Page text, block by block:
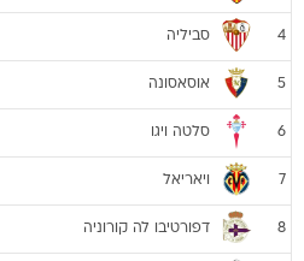
4 סביליה
5 אוסאסונה
6 סלטה ויגו
7 ויאריאל
8 דפורטיבו לה קורוניה